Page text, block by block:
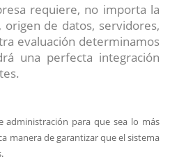
requiere, no importa la
de datos, servidores,
evaluación determinamos
una perfecta integración
administración para que sea lo más
manera de garantizar que el sistema